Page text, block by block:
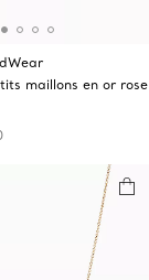
maillons en or rose